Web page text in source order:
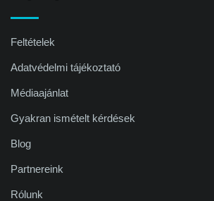
Feltételek
Adatvédelmi tájékoztató
Médiaajánlat
Gyakran ismételt kérdések
Blog
Partnereink
Rólunk